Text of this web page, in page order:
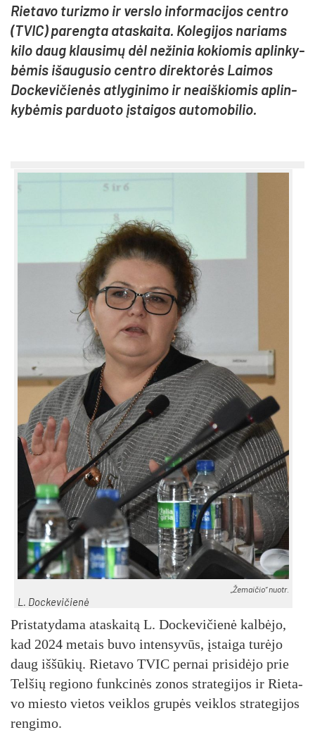
Rie­ta­vo tu­riz­mo ir vers­lo in­for­ma­ci­jos cent­ro
(TVIC) pa­reng­ta ata­skai­ta. Ko­le­gi­jos na­riams
ki­lo daug klau­si­mų dėl ne­ži­nia ko­kio­mis ap­lin­ky­
bė­mis išau­gu­sio cent­ro di­rek­to­rės Lai­mos
Doc­ke­vi­čie­nės at­ly­gi­ni­mo ir neaiš­kio­mis ap­lin­
ky­bė­mis par­duo­to įstai­gos au­to­mo­bi­lio.
„Že­mai­čio“ nuo­tr.
L. Doc­ke­vi­čie­nė
Pris­ta­ty­da­ma ata­skai­tą L. Doc­ke­vi­čie­nė kal­bė­jo,
kad 2024 me­tais bu­vo in­ten­sy­vūs, įstai­ga tu­rė­jo
daug iš­šū­kių. Rie­ta­vo TVIC per­nai pri­si­dė­jo prie
Tel­šių re­gio­no funk­ci­nės zo­nos stra­te­gi­jos ir Rie­ta­
vo mies­to vie­tos veik­los gru­pės veik­los stra­te­gi­jos
ren­gi­mo.